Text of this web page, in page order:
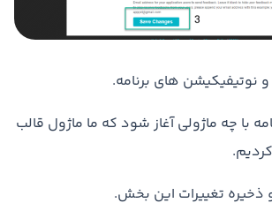
نوتیفیکیشن های برنامه.
با چه ماژولی آغاز شود که ما ماژول قالب